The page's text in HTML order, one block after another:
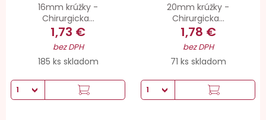
16mm krúžky -
Chirurgicka...
1,73 €
bez DPH
185 ks skladom
20mm krúžky -
Chirurgicka...
1,78 €
bez DPH
71 ks skladom